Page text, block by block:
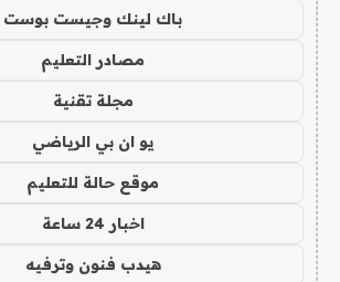
باك لينك وجيست بوست
مصادر التعليم
مجلة تقنية
يو ان بي الرياضي
موقع حالة للتعليم
اخبار 24 ساعة
هيدب فنون وترفيه